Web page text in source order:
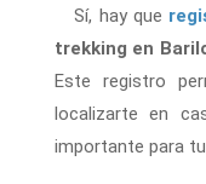
Sí, hay que
trekking en
Este registro
localizarte en
importante para